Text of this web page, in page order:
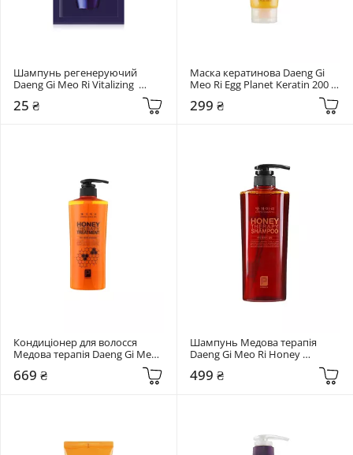
Шампунь регенеруючий
Daeng Gi Meo Ri Vitalizing
25 ₴
Маска кератинова Daeng Gi
Meo Ri Egg Planet Keratin 200
299 ₴
Кондиціонер для волосся
Медова терапія Daeng Gi Meo
Ri Professional Honey Therapy
Treatment 500 мл
669 ₴
Шампунь Медова терапія
Daeng Gi Meo Ri Honey
499 ₴